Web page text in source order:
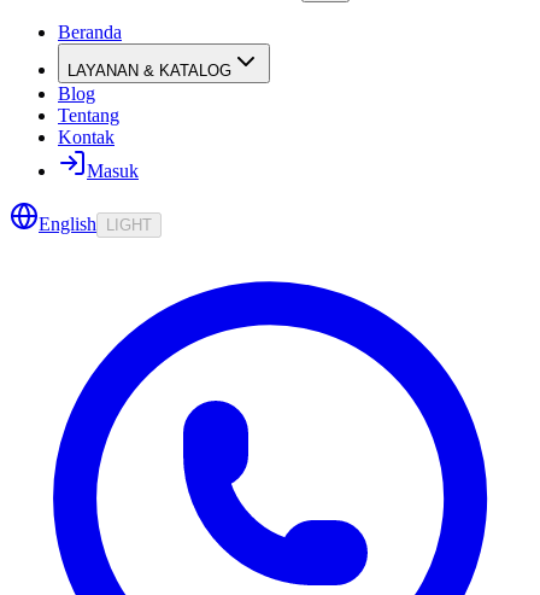
Beranda
LAYANAN & KATALOG
Blog
Tentang
Kontak
Masuk
English LIGHT